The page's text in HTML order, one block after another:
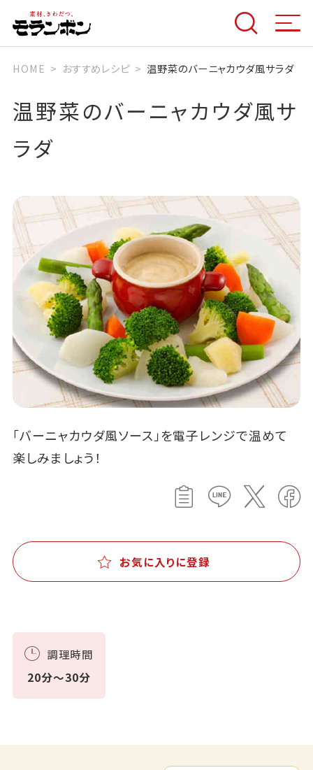
HOME おすすめレシピ 温野菜のバーニャカウダ風サラダ
温野菜のバーニャカウダ風サ
ラダ
「バーニャカウダ風ソース」を電子レンジで温めて
楽しみましょう！
お気に入りに登録
調理時間
20分～30分